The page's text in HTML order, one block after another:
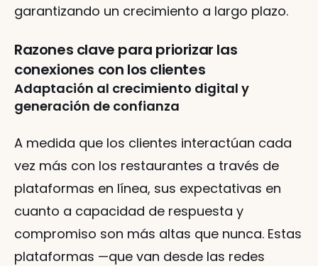
garantizando un crecimiento a largo plazo.
Razones clave para priorizar las
conexiones con los clientes
Adaptación al crecimiento digital y
generación de confianza
A medida que los clientes interactúan cada
vez más con los restaurantes a través de
plataformas en línea, sus expectativas en
cuanto a capacidad de respuesta y
compromiso son más altas que nunca. Estas
plataformas —que van desde las redes